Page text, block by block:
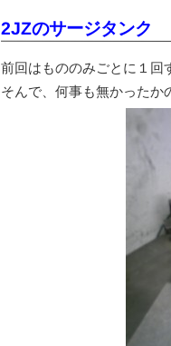
2JZのサージタンク
前回はもののみごとに１回
そんで、何事も無かったか